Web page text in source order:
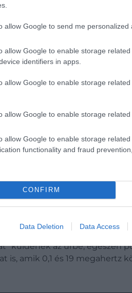
allow Google to send me personalized
allow Google to enable storage
identifiers in apps.
allow Google to enable storage
allow Google to enable storage related
allow Google to enable storage
functionality and fraud
CONFIRM
Data Deletion Data Access
kommunikációs rendszerek
is nagyon
amiknek a létezéséről eddig
Radio Interferometry
küldenek az űrbe, egészen
is, amik 0,1 és 19